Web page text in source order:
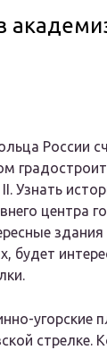
России
Узнать
центра
здания
будет
угорские
стрелке.